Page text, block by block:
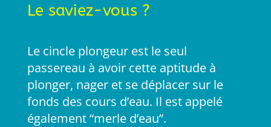
Le saviez-vous ?
Le cincle plongeur est le seul
passereau à avoir cette aptitude à
plonger, nager et se déplacer sur le
fonds des cours d’eau. Il est appelé
également “merle d’eau”.